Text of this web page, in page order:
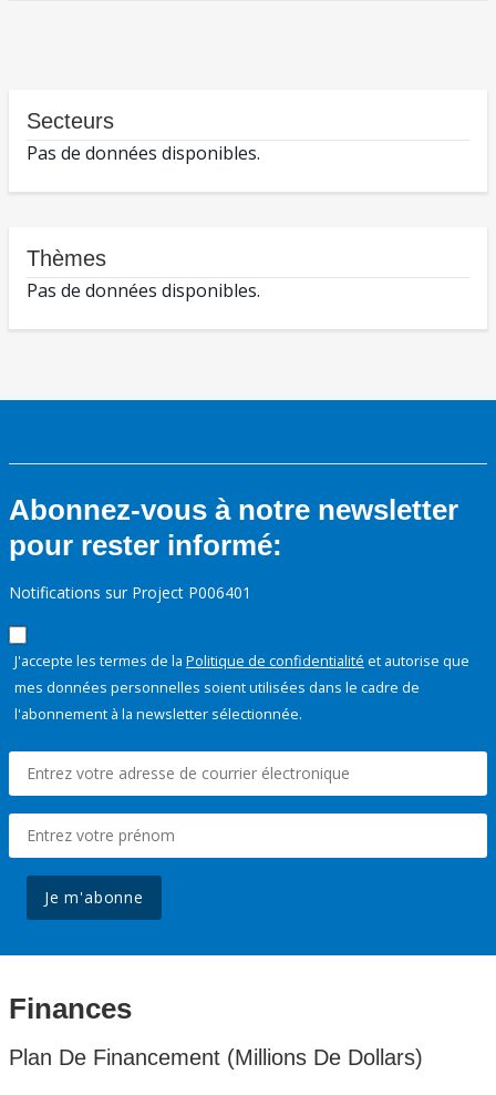
Secteurs
Pas de données disponibles.
Thèmes
Pas de données disponibles.
Abonnez-vous à notre newsletter
pour rester informé:
Notifications sur Project P006401
J'accepte les termes de la Politique de confidentialité et autorise que
mes données personnelles soient utilisées dans le cadre de
l'abonnement à la newsletter sélectionnée.
Je m'abonne
Finances
Plan De Financement (Millions De Dollars)